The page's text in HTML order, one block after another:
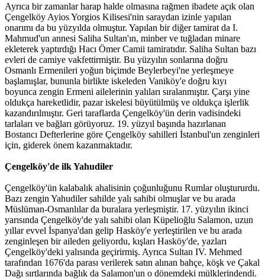
Ayrıca bir zamanlar harap halde olmasına rağmen ibadete açık olan
Çengelköy Ayios Yorgios Kilisesi'nin saraydan izinle yapılan
onarımı da bu yüzyılda olmuştur. Yapılan bir diğer tamirat da I.
Mahmud'un annesi Saliha Sultan'ın, minber ve tuğladan minare
ekleterek yaptırdığı Hacı Ömer Camii tamiratıdır. Saliha Sultan bazı
evleri de camiye vakfettirmiştir. Bu yüzyılın sonlarına doğru
Osmanlı Ermenileri yoğun biçimde Beylerbeyi'ne yerleşmeye
başlamışlar, bununla birlikte iskeleden Vaniköy'e doğru kıyı
boyunca zengin Ermeni ailelerinin yalıları sıralanmıştır. Çarşı yine
oldukça hareketlidir, pazar iskelesi büyütülmüş ve oldukça işlerlik
kazandırılmıştır. Geri taraflarda Çengelköy'ün derin vadisindeki
tarlaları ve bağları görüyoruz. 19. yüzyıl başında hazırlanan
Bostancı Defterlerine göre Çengelköy sahilleri İstanbul'un zenginleri
için, giderek önem kazanmaktadır.
Çengelköy'de ilk Yahudiler
Çengelköy'ün kalabalık ahalisinin çoğunluğunu Rumlar oluştururdu.
Bazı zengin Yahudiler sahilde yalı sahibi olmuşlar ve bu arada
Müslüman-Osmanlılar da buralara yerleşmiştir. 17. yüzyılın ikinci
yarısında Çengelköy'de yalı sahibi olan Küpelioğlu Salamon, uzun
yıllar evvel İspanya'dan gelip Hasköy'e yerleştirilen ve bu arada
zenginleşen bir aileden geliyordu, kışları Hasköy'de, yazları
Çengelköy'deki yalısında geçirirmiş. Ayrıca Sultan IV. Mehmed
tarafından 1676'da parası verilerek satın alınan bahçe, köşk ve Çakal
Dağı sırtlarında bağlık da Salamon'un o dönemdeki mülklerindendi.